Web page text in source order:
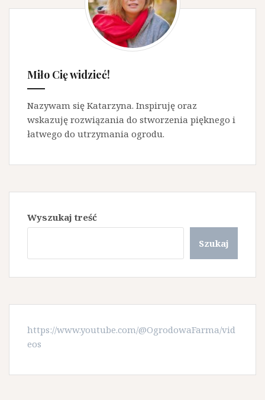
Miło Cię widzieć!
Nazywam się Katarzyna. Inspiruję oraz
wskazuję rozwiązania do stworzenia pięknego i
łatwego do utrzymania ogrodu.
Wyszukaj treść
Szukaj
https://www.youtube.com/@OgrodowaFarma/vid
eos